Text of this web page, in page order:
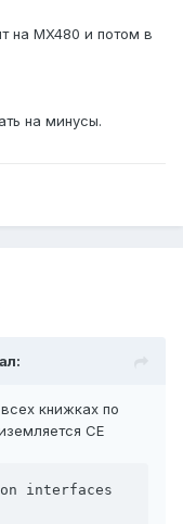
на MX480 и потом в
на минусы.
книжках по
CE
interfaces